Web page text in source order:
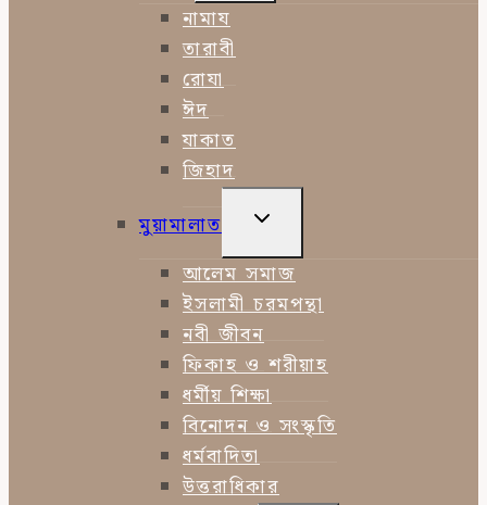
MENU
নামায
তারাবী
রোযা
ঈদ
যাকাত
জিহাদ
মুয়ামালাত
TOGGLE
MENU
আলেম সমাজ
ইসলামী চরমপন্থা
নবী জীবন
ফিকাহ ও শরীয়াহ
ধর্মীয় শিক্ষা
বিনোদন ও সংস্কৃতি
ধর্মবাদিতা
উত্তরাধিকার